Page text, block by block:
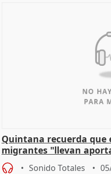
Quintana recuerda que
migrantes "llevan
central
Sonido Totales